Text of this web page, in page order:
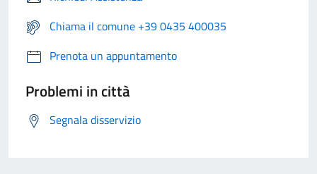
Chiama il comune +39 0435 400035
Prenota un appuntamento
Problemi in città
Segnala disservizio